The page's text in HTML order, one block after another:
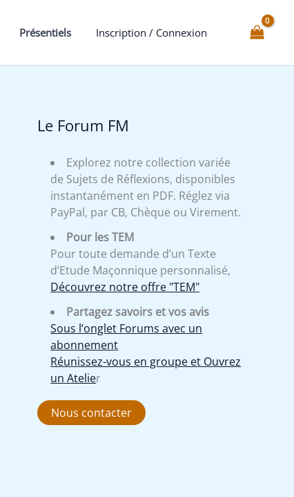
Présentiels Inscription / Connexion
Le Forum FM
Explorez notre collection variée
de Sujets de Réflexions, disponibles
instantanément en PDF. Réglez via
PayPal, par CB, Chèque ou Virement.
Pour les TEM
Pour toute demande d’un Texte
d’Etude Maçonnique personnalisé,
Découvrez notre offre "TEM"
Partagez savoirs et vos avis
Sous l’onglet Forums avec un
abonnement
Réunissez-vous en groupe et Ouvrez
un Atelier
Nous contacter
14°
Expliqué